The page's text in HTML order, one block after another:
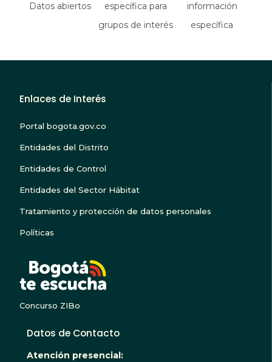
Datos abiertos
específica para
grupos de interés
información
específica
Enlaces de Interés
Portal bogota.gov.co
Entidades del Distrito
Entidades de Control
Entidades del Sector Hábitat
Tratamiento y protección de datos personales
Políticas
Concurso ZIBo
Datos de Contacto
Atención presencial: